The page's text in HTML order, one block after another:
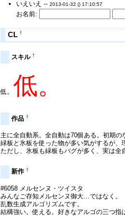
いえいえ --2013-01-32 () 17:10:57
お名前:
CL †
スキル†
低。 低。
作品†
主に全自動系。全自動は70個ある。初期の
緑板と氷板を使った物が多い気がするが、
ただし、氷板も緑板もバグが多く、実は全
新作 †
#6058 メルセンヌ・ツイスタ
みんなご存知メルセンヌ御大…ではなく。
乱数生成アルゴリズムです。
結構強い。使える。好きなアルゴの三つ指